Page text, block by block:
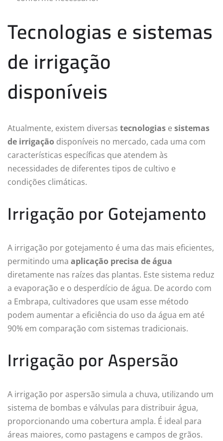
Tecnologias e sistemas
de irrigação
disponíveis
Atualmente, existem diversas tecnologias e sistemas
de irrigação disponíveis no mercado, cada uma com
características específicas que atendem às
necessidades de diferentes tipos de cultivo e
condições climáticas.
Irrigação por Gotejamento
A irrigação por gotejamento é uma das mais eficientes,
permitindo uma aplicação precisa de água
diretamente nas raízes das plantas. Este sistema reduz
a evaporação e o desperdício de água. De acordo com
a Embrapa, cultivadores que usam esse método
podem aumentar a eficiência do uso da água em até
90% em comparação com sistemas tradicionais.
Irrigação por Aspersão
A irrigação por aspersão simula a chuva, utilizando um
sistema de bombas e válvulas para distribuir água,
proporcionando uma cobertura ampla. É ideal para
áreas maiores, como pastagens e campos de grãos.